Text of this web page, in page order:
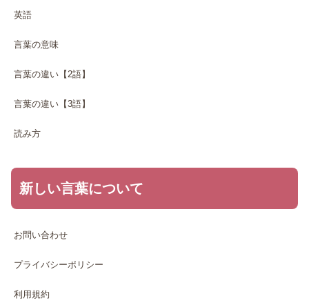
英語
言葉の意味
言葉の違い【2語】
言葉の違い【3語】
読み方
新しい言葉について
お問い合わせ
プライバシーポリシー
利用規約